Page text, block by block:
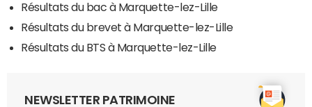
Résultats du bac à Marquette-lez-Lille
Résultats du brevet à Marquette-lez-Lille
Résultats du BTS à Marquette-lez-Lille
NEWSLETTER PATRIMOINE